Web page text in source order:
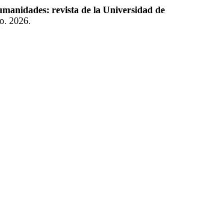
revista de la Universidad de
2026.